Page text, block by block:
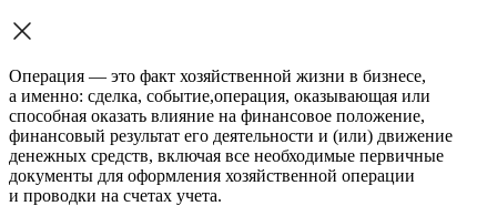
Операция — это факт хозяйственной жизни в бизнесе,
а именно: сделка, событие,операция, оказывающая или
способная оказать влияние на финансовое положение,
финансовый результат его деятельности и (или) движение
денежных средств, включая все необходимые первичные
документы для оформления хозяйственной операции
и проводки на счетах учета.